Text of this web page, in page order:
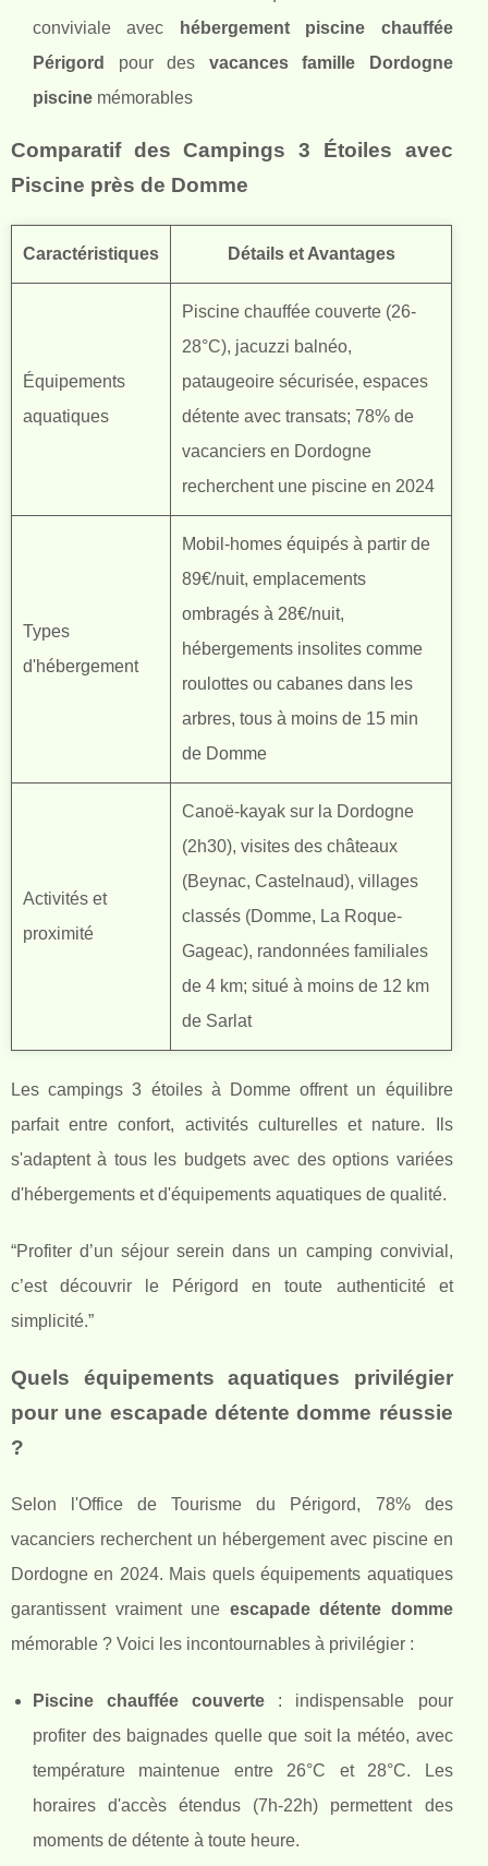
conviviale avec
hébergement piscine chauffée
Périgord
pour des vacances famille Dordogne
piscine mémorables
Comparatif des Campings 3 Étoiles avec
Piscine près de Domme
Caractéristiques Détails et Avantages
Équipements
aquatiques
Piscine chauffée couverte (26-
28°C), jacuzzi balnéo,
pataugeoire sécurisée, espaces
détente avec transats; 78% de
vacanciers en Dordogne
recherchent une piscine en 2024
Types
d'hébergement
Mobil-homes équipés à partir de
89€/nuit, emplacements
ombragés à 28€/nuit,
hébergements insolites comme
roulottes ou cabanes dans les
arbres, tous à moins de 15 min
de Domme
Activités et
proximité
Canoë-kayak sur la Dordogne
(2h30), visites des châteaux
(Beynac, Castelnaud), villages
classés (Domme, La Roque-
Gageac), randonnées familiales
de 4 km; situé à moins de 12 km
de Sarlat
Les campings 3 étoiles à Domme offrent un équilibre
parfait entre confort, activités culturelles et nature. Ils
s'adaptent à tous les budgets avec des options variées
d'hébergements et d'équipements aquatiques de qualité.
“Profiter d’un séjour serein dans un camping convivial,
c’est découvrir le Périgord en toute authenticité et
simplicité.”
Quels équipements aquatiques privilégier
pour une escapade détente domme réussie
?
Selon l'Office de Tourisme du Périgord, 78% des
vacanciers recherchent un hébergement avec piscine en
Dordogne en 2024. Mais quels équipements aquatiques
garantissent vraiment une escapade détente domme
mémorable ? Voici les incontournables à privilégier :
Piscine chauffée couverte : indispensable pour
profiter des baignades quelle que soit la météo, avec
température maintenue entre 26°C et 28°C. Les
horaires d'accès étendus (7h-22h) permettent des
moments de détente à toute heure.